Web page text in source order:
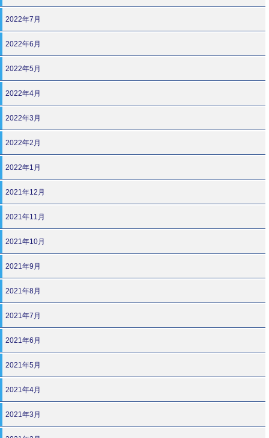
2022年7月
2022年6月
2022年5月
2022年4月
2022年3月
2022年2月
2022年1月
2021年12月
2021年11月
2021年10月
2021年9月
2021年8月
2021年7月
2021年6月
2021年5月
2021年4月
2021年3月